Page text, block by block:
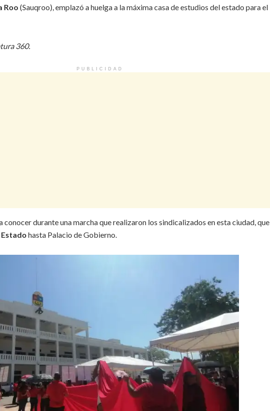
Roo (Sauqroo), emplazó a huelga a la máxima casa de estudios del estado para el
360.
PUBLICIDAD
conocer durante una marcha que realizaron los sindicalizados en esta ciudad, que
hasta Palacio de Gobierno.